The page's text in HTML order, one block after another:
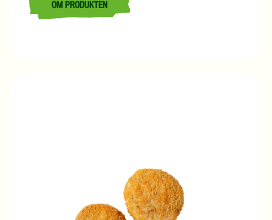
LÄS MER OM GRÖNSAKS-BÖNKROKETT 20 G/4 KG
OM PRODUKTEN